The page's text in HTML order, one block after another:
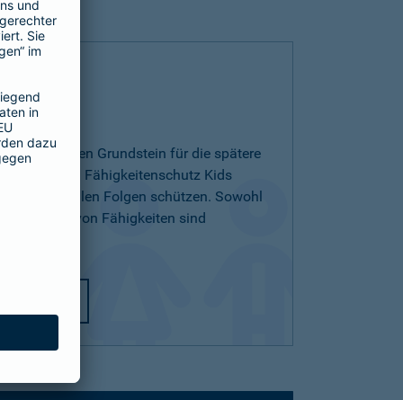
und den Grundstein für die spätere
Mit dem Fähigkeitenschutz Kids
finanziellen Folgen schützen. Sowohl
von Fähigkeiten sind